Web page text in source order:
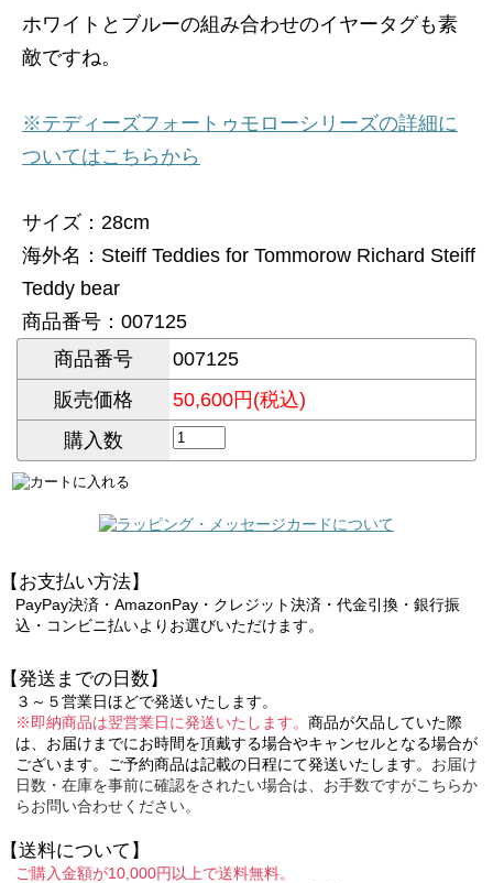
ホワイトとブルーの組み合わせのイヤータグも素
敵ですね。
※テディーズフォートゥモローシリーズの詳細に
ついてはこちらから
サイズ：28cm
海外名：Steiff Teddies for Tommorow Richard Steiff
Teddy bear
商品番号：007125
商品番号
007125
販売価格
50,600円(税込)
購入数
【お支払い方法】
PayPay決済・AmazonPay・クレジット決済・代金引換・銀行振
込・コンビニ払いよりお選びいただけます。
【発送までの日数】
３～５営業日ほどで発送いたします。
※即納商品は翌営業日に発送いたします。 商品が欠品していた際
は、お届けまでにお時間を頂戴する場合やキャンセルとなる場合が
ございます。ご予約商品は記載の日程にて発送いたします。 お届け
日数・在庫を事前に確認をされたい場合は、お手数ですがこちらか
らお問い合わせください。
【送料について】
ご購入金額が10,000円以上で送料無料。